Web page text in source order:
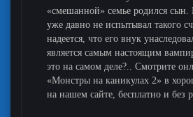
«смешанной» семье родился сын.
уже давно не испытывал такого
надеется, что его внук
является самым настоящим
это на самом деле?.. Смотрите
«Монстры на каникулах 2» в
на нашем сайте, бесплатно и без